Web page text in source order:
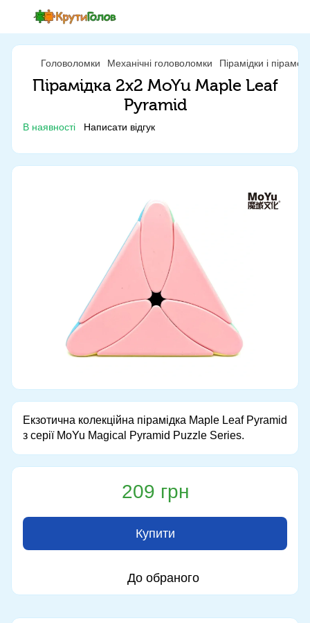
Головоломки Механічні головоломки Пірамідки і
Пірамідка 2x2 MoYu Maple Leaf
Pyramid
В наявності Написати відгук
Екзотична колекційна пірамідка Maple Leaf Pyramid
з серії MoYu Magical Pyramid Puzzle Series.
209 грн
Купити
До обраного